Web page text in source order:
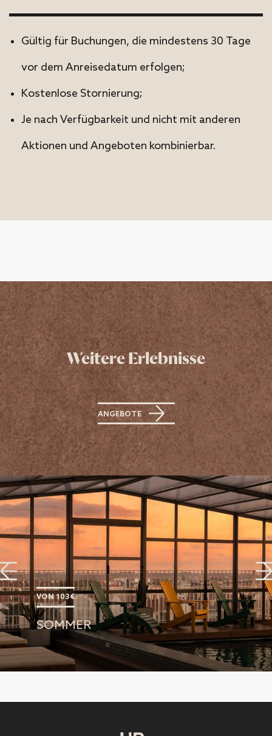
Gültig für Buchungen, die mindestens 30 Tage
vor dem Anreisedatum erfolgen;
Kostenlose Stornierung;
Je nach Verfügbarkeit und nicht mit anderen
Aktionen und Angeboten kombinierbar.
Weitere Erlebnisse
ANGEBOTE
VON 103€
SOMMER